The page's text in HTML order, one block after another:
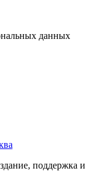
данных
поддержка и